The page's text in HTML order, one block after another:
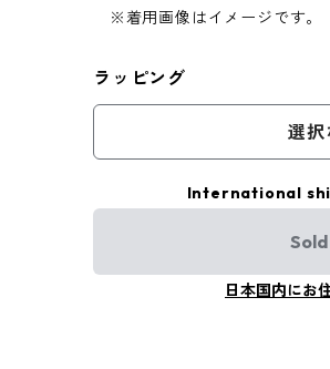
※着用画像はイメージです。
ラッピング
選択
International
日本国内にお